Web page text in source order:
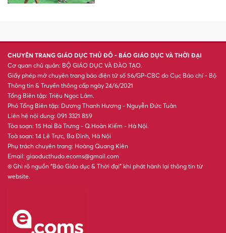
Sáp nhập, sắp xếp mạng lưới
đại học: Không chỉ là phép
cộng cơ học
lộc trời cho, giàu có bất ngờ